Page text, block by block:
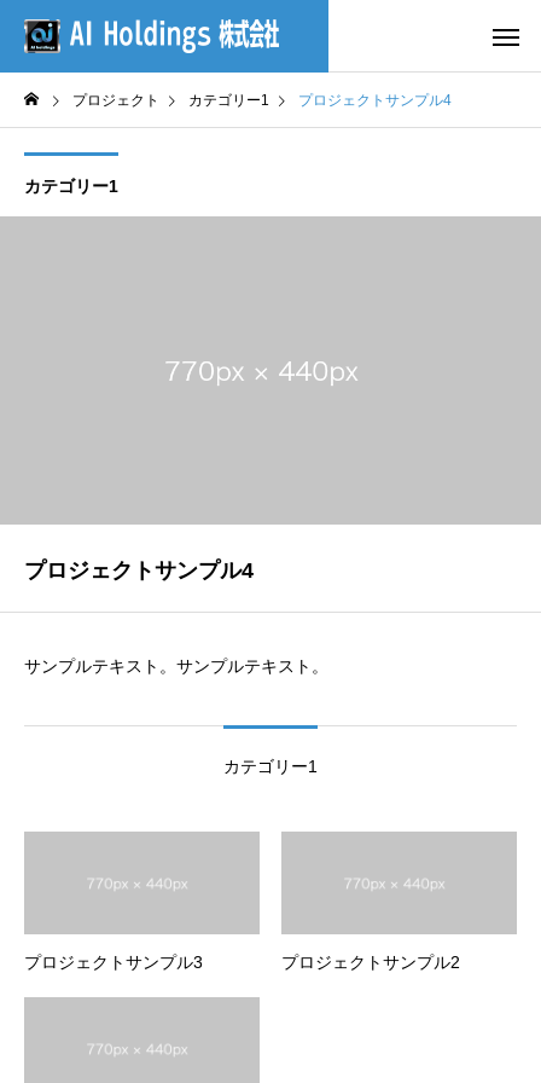
プロジェクト カテゴリー1 プロジェクトサンプル4
カテゴリー1
プロジェクトサンプル4
サンプルテキスト。サンプルテキスト。
カテゴリー1
プロジェクトサンプル3 プロジェクトサンプル2